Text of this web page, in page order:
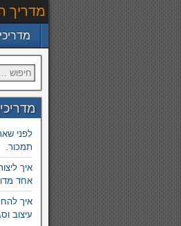
מדריך
לפני
תמכור.
איך
אחד
עיצוב